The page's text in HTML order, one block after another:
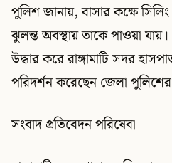
পুলিশ জানায়, বাসার কক্ষে
ঝুলন্ত অবস্থায় তাকে পাওয়া
উদ্ধার করে রাঙ্গামাটি সদর
পরিদর্শন করেছেন জেলা পুলিশের
সংবাদ প্রতিবেদন পরিষেবা